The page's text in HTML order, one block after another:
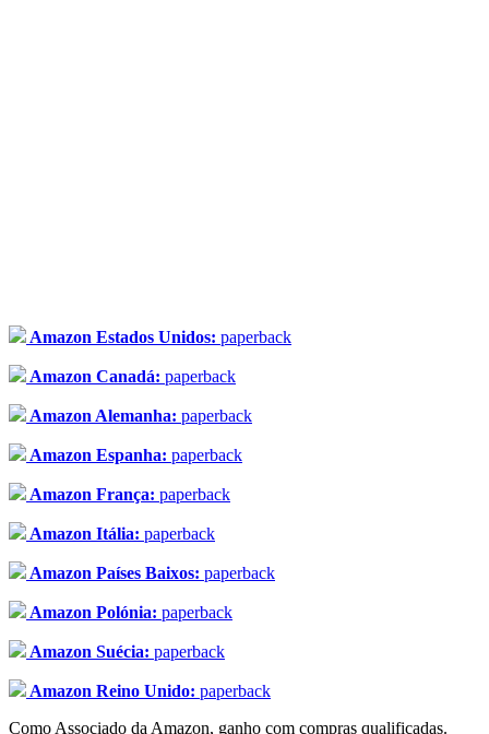
Amazon Estados Unidos: paperback
Amazon Canadá: paperback
Amazon Alemanha: paperback
Amazon Espanha: paperback
Amazon França: paperback
Amazon Itália: paperback
Amazon Países Baixos: paperback
Amazon Polónia: paperback
Amazon Suécia: paperback
Amazon Reino Unido: paperback
Como Associado da Amazon, ganho com compras qualificadas.